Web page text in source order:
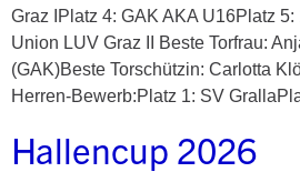
Graz IPlatz 4: GAK AKA U16Platz
Union LUV Graz II Beste Torfrau:
(GAK)Beste Torschützin: Carlotta
Herren-Bewerb:Platz 1: SV
Hallencup 2026